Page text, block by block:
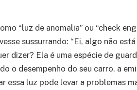
“luz de anomalia” ou “check
sussurrando: “Ei, algo não
dizer? Ela é uma espécie de
o desempenho do seu carro, a
essa luz pode levar a problemas